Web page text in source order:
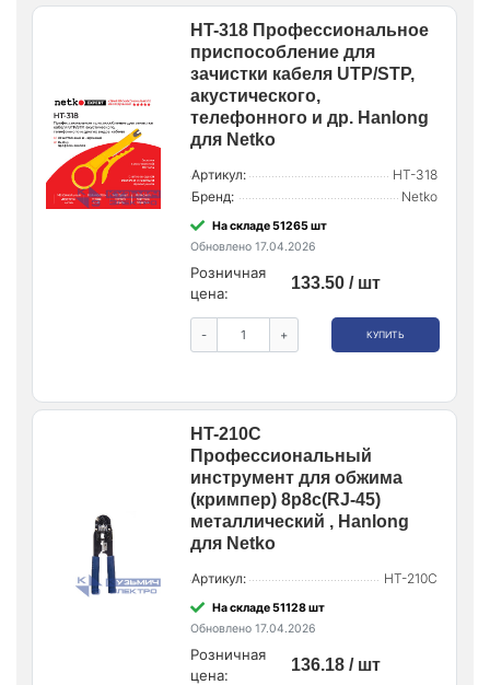
HT-318 Профессиональное
приспособление для
зачистки кабеля UTP/STP,
акустического,
телефонного и др. Hanlong
для Netko
Артикул:
HT-318
Бренд:
Netko
На складе 51265 шт
Обновлено 17.04.2026
Розничная
цена:
133.50 / шт
- + КУПИТЬ
HT-210C
Профессиональный
инструмент для обжима
(кримпер) 8p8c(RJ-45)
металлический , Hanlong
для Netko
Артикул: HT-210C
На складе 51128 шт
Обновлено 17.04.2026
Розничная
цена:
136.18 / шт